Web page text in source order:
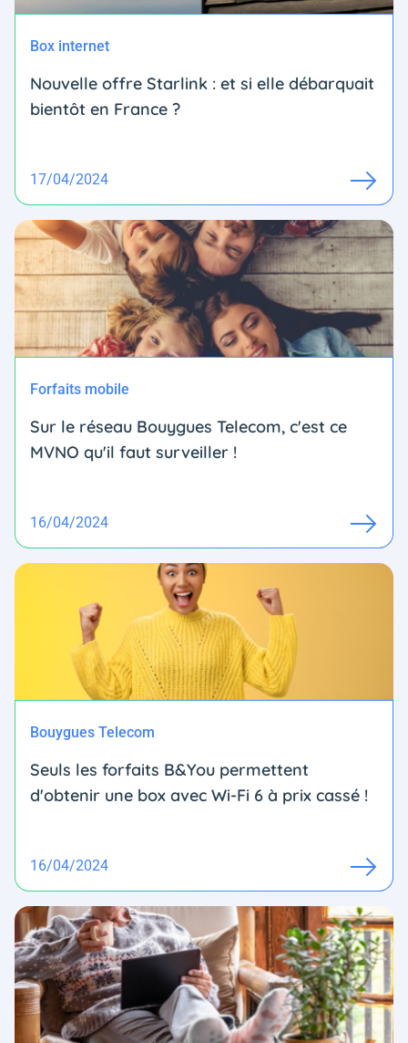
Box internet
Nouvelle offre Starlink : et si elle débarquait
bientôt en France ?
17/04/2024
Forfaits mobile
Sur le réseau Bouygues Telecom, c'est ce
MVNO qu'il faut surveiller !
16/04/2024
Bouygues Telecom
Seuls les forfaits B&You permettent
d'obtenir une box avec Wi-Fi 6 à prix cassé !
16/04/2024